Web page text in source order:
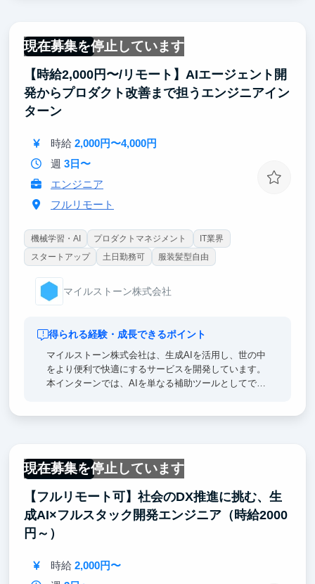
・スタートアップでのインターン経験は就職活動にも
大きなアピールポイントになります。
・難関大学や大学院出身で出版、エンタメ、IT、広告
代理店や総合商社など各業界の最大手企業出身のメン
バーと一緒に働くことで基本的なビジネススキルが身
現在募集を停止しています
フルリモート
【時給2,000円〜/リモート】AIエージェント開
発からプロダクト改善まで担うエンジニアイン
ターン
時給 2,000円〜4,000円
週 3日〜
エンジニア
フルリモート
機械学習・AI プロダクトマネジメント
IT業界
スタートアップ
土日勤務可 服装髪型自由
マイルストーン株式会社
得られる経験・成長できるポイント
マイルストーン株式会社は、生成AIを活用し、世の中
をより便利で快適にするサービスを開発しています。
本インターンでは、AIを単なる補助ツールとしてでは
むことができます。AI時代に求められる「課題を解決
するプロダクトを生み出す力」を実務の中で身につけ
られる環境です。
現在募集を停止しています
フルリモート
【フルリモート可】社会のDX推進に挑む、生
成AI×フルスタック開発エンジニア（時給2000
円～）
時給 2,000円〜